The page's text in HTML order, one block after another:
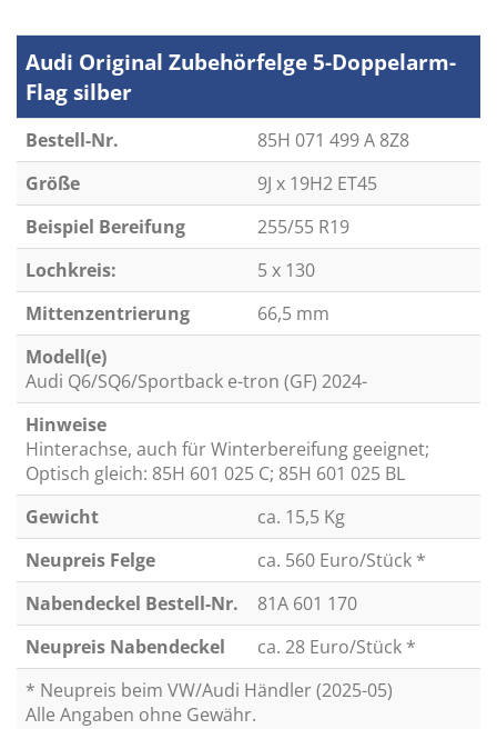
Audi Original Zubehörfelge 5-Doppelarm-
Flag silber
Bestell-Nr.
85H 071 499 A 8Z8
Größe
9J x 19H2 ET45
Beispiel Bereifung
255/55 R19
Lochkreis:
5 x 130
Mittenzentrierung
66,5 mm
Modell(e)
Audi Q6/SQ6/Sportback e-tron (GF) 2024-
Hinweise
Hinterachse, auch für Winterbereifung geeignet;
Optisch gleich: 85H 601 025 C; 85H 601 025 BL
Gewicht
ca. 15,5 Kg
Neupreis Felge
ca. 560 Euro/Stück *
Nabendeckel Bestell-Nr.
81A 601 170
Neupreis Nabendeckel
ca. 28 Euro/Stück *
* Neupreis beim VW/Audi Händler (2025-05)
Alle Angaben ohne Gewähr.